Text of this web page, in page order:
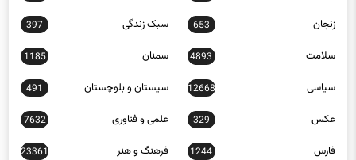
زنجان 653 سبک زندگی 397
سلامت 4893 سمنان 1185
سیاسی 12668 سیستان و بلوچستان 491
عکس 329 علمی و فناوری 7632
فارس 1244 فرهنگ و هنر 23361